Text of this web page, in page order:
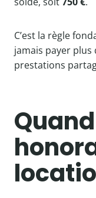
C’est la règle
jamais payer
prestations